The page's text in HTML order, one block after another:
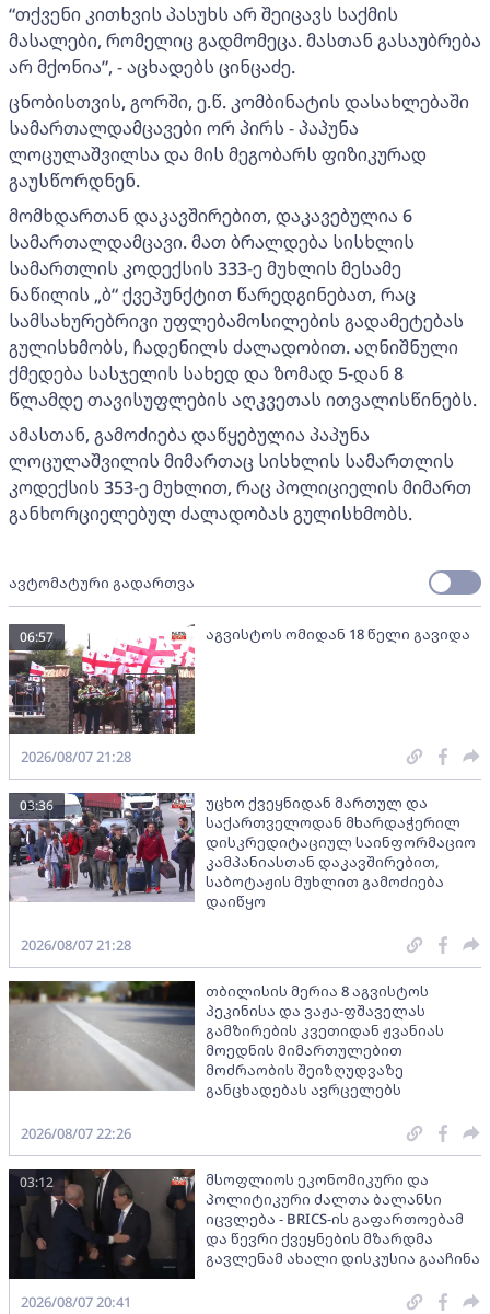
“თქვენი კითხვის პასუხს არ შეიცავს საქმის
მასალები, რომელიც გადმომეცა. მასთან გასაუბრება
არ მქონია”, - აცხადებს ცინცაძე.
ცნობისთვის, გორში, ე.წ. კომბინატის დასახლებაში
სამართალდამცავები ორ პირს - პაპუნა
ლოცულაშვილსა და მის მეგობარს ფიზიკურად
გაუსწორდნენ.
მომხდართან დაკავშირებით, დაკავებულია 6
სამართალდამცავი. მათ ბრალდება სისხლის
სამართლის კოდექსის 333-ე მუხლის მესამე
ნაწილის „ბ“ ქვეპუნქტით წარედგინებათ, რაც
სამსახურებრივი უფლებამოსილების გადამეტებას
გულისხმობს, ჩადენილს ძალადობით. აღნიშნული
ქმედება სასჯელის სახედ და ზომად 5-დან 8
წლამდე თავისუფლების აღკვეთას ითვალისწინებს.
ამასთან, გამოძიება დაწყებულია პაპუნა
ლოცულაშვილის მიმართაც სისხლის სამართლის
კოდექსის 353-ე მუხლით, რაც პოლიციელის მიმართ
განხორციელებულ ძალადობას გულისხმობს.
ავტომატური გადართვა
აგვისტოს ომიდან 18 წელი გავიდა
06:57
2026/08/07 21:28
უცხო ქვეყნიდან მართულ და
საქართველოდან მხარდაჭერილ
დისკრედიტაციულ საინფორმაციო
კამპანიასთან დაკავშირებით,
საბოტაჟის მუხლით გამოძიება
დაიწყო
03:36
2026/08/07 21:28
თბილისის მერია 8 აგვისტოს
პეკინისა და ვაჟა-ფშაველას
გამზირების კვეთიდან ჟვანიას
მოედნის მიმართულებით
მოძრაობის შეიზღუდვაზე
განცხადებას ავრცელებს
2026/08/07 22:26
მსოფლიოს ეკონომიკური და
პოლიტიკური ძალთა ბალანსი
იცვლება - BRICS-ის გაფართოებამ
და წევრი ქვეყნების მზარდმა
გავლენამ ახალი დისკუსია გააჩინა
03:12
2026/08/07 20:41